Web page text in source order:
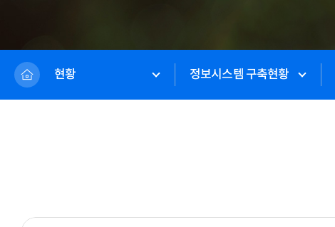
현황 정보시스템 구축현황